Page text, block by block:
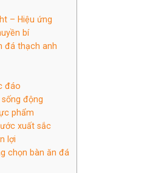
– Hiệu ứng
bí
đá thạch anh
đáo
động
phẩm
xuất sắc
lợi
chọn bàn ăn đá